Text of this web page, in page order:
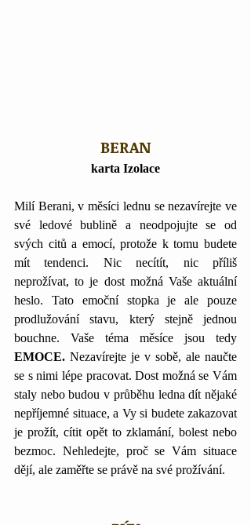
BERAN
karta Izolace
Milí Berani, v měsíci lednu se nezavírejte ve
své ledové bublině a neodpojujte se od
svých citů a emocí, protože k tomu budete
mít tendenci. Nic necítít, nic příliš
neprožívat, to je dost možná Vaše aktuální
heslo. Tato emoční stopka je ale pouze
prodlužování stavu, který stejně jednou
EMOCE. Nezavírejte je v sobě, ale naučte
se s nimi lépe pracovat. Dost možná se Vám
staly nebo budou v průběhu ledna dít nějaké
nepříjemné situace, a Vy si budete zakazovat
je prožít, cítit opět to zklamání, bolest nebo
bezmoc. Nehledejte, proč se Vám situace
dějí, ale zaměřte se právě na své prožívání.